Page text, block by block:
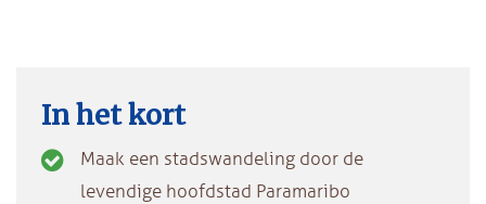
In het kort
Maak een stadswandeling door de
levendige hoofdstad Paramaribo